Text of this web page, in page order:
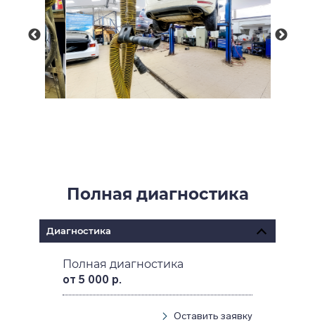
Полная диагностика
Диагностика
Полная диагностика
от 5 000 р.
Оставить заявку